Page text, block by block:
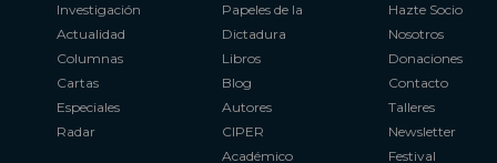
Investigación
Actualidad
Columnas
Cartas
Especiales
Radar
Papeles de la
Dictadura
Libros
Blog
Autores
CIPER
Académico
Hazte Socio
Nosotros
Donaciones
Contacto
Talleres
Newsletter
Festival